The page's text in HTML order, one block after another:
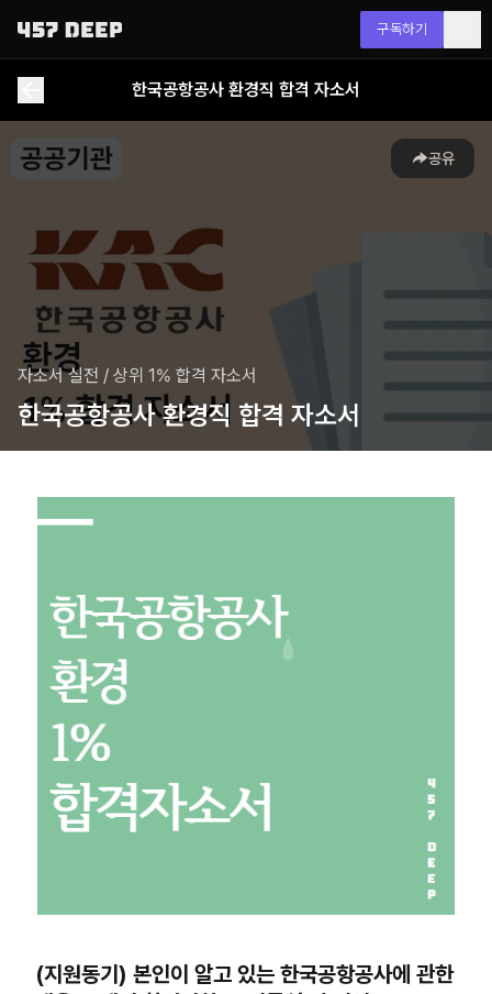
구독하기
한국공항공사 환경직 합격 자소서
공유
자소서 실전 / 상위 1% 합격 자소서
한국공항공사 환경직 합격 자소서
(지원동기) 본인이 알고 있는 한국공항공사에 관한